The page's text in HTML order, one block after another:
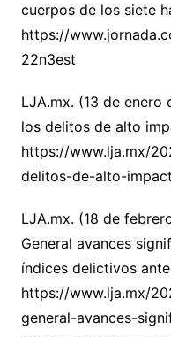
cuerpos de los siete
https://
22n3est
LJA.mx. (13 de enero
los delitos de alto
https://www.lja.mx/
delitos-de-alto-
LJA.mx. (18 de
General avances
índices delictivos
https://www.lja.mx/
general-avances-